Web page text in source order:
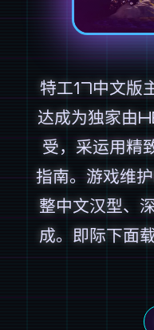
特工17中文版
达成为独家由
受，采运用精
指南。游戏维
整中文汉型、
成。即际下面